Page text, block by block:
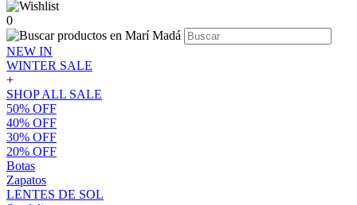
0
NEW IN
WINTER SALE
+
SHOP ALL SALE
50% OFF
40% OFF
30% OFF
20% OFF
Botas
Zapatos
LENTES DE SOL